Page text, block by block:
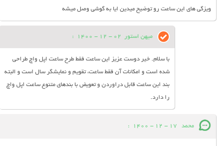
ویزگی های این ساعت رو توضیح میدین ایا به گوشی وصل میشه
میهن استور 02 - 12 - 1400
:
با سلام. خیر دوست عزیز این ساعت فقط طرح ساعت اپل واچ طراحی
شده است و امکانات آن فقط ساعت، تقویم و نمایشگر سال است و البته
بند این ساعت قابل دراوردن و تعویض با بندهای متنوع ساعت اپل واچ
را دارد.
محمد 17 - 12 - 1400
: